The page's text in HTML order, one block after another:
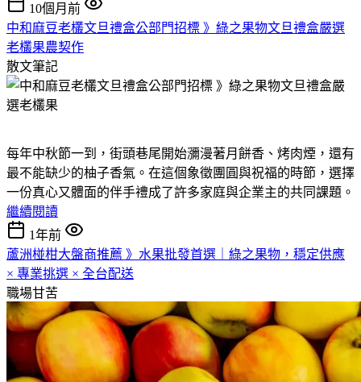
10個月前
中和麻豆老欉文旦禮盒公部門招標 》綠之果物文旦禮盒嚴選
老欉果農契作
散文筆記
每年中秋節一到，街頭巷尾開始瀰漫著月餅香、烤肉煙，還有
最不能缺少的柚子香氣。在這個象徵團圓與祝福的時節，選擇
一份真心又體面的伴手禮成了許多家庭與企業主的共同課題。
繼續閱讀
1年前
蘆洲椪柑大盤商推薦 》水果批發首選｜綠之果物，穩定供應
× 專業挑選 × 全台配送
職場甘苦